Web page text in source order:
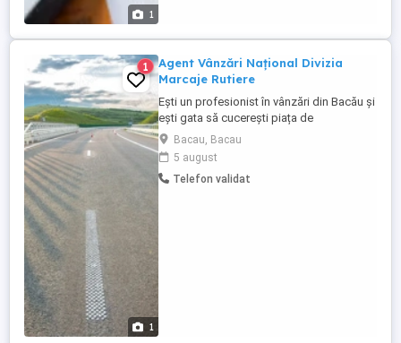
1
1
1
Agent Vânzări Național Divizia
Marcaje Rutiere
Ești un profesionist în vânzări din Bacău și
ești gata să cucerești piața de
infrastructură la nivel național? Căutăm un
coleg activ și dornic de deplasări pentru
promovarea soluțiilor noastre
profesionale de marcaj rutier (vopsele
Bacau, Bacau
5 august
Telefon validat